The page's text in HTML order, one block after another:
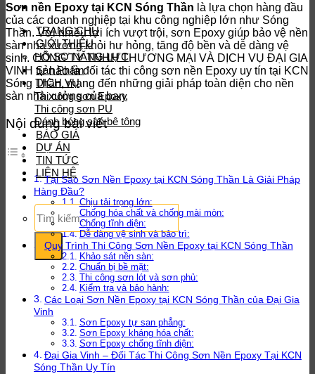
TRANG CHỦ
GIỚI THIỆU
HỒ SƠ NĂNG LỰC
Sản Phẩm
DỊCH VỤ
Thi công sơn Epoxy
Thi công sơn PU
Đánh bóng sàn bê tông
BÁO GIÁ
DỰ ÁN
TIN TỨC
LIÊN HỆ
Tìm
kiếm:
Sơn nền Epoxy tại KCN Sóng Thần là lựa chọn hàng đầu
của các doanh nghiệp tại khu công nghiệp lớn như Sóng
Thần. Với nhiều lợi ích vượt trội, sơn Epoxy giúp bảo vệ nền
sàn nhà xưởng khỏi hư hỏng, tăng độ bền và dễ dàng vệ
sinh. CÔNG TY TNHH THƯƠNG MẠI VÀ DỊCH VỤ ĐẠI GIA
VINH tự hào là đối tác thi công sơn nền Epoxy uy tín tại KCN
Sóng Thần, mang đến những giải pháp toàn diện cho nền
sàn nhà xưởng của bạn.
Nội dung bài viết
Tại Sao Sơn Nền Epoxy tại KCN Sóng Thần Là Giải Pháp
Hàng Đầu?
Chịu tải trọng lớn:
Chống hóa chất và chống mài mòn:
Chống tĩnh điện:
Dễ dàng vệ sinh và bảo trì:
Quy Trình Thi Công Sơn Nền Epoxy tại KCN Sóng Thần
Khảo sát nền sàn:
Chuẩn bị bề mặt:
Thi công sơn lót và sơn phủ:
Kiểm tra và bảo hành:
Các Loại Sơn Nền Epoxy tại KCN Sóng Thần của Đại Gia
Vinh
Sơn Epoxy tự san phẳng:
Sơn Epoxy kháng hóa chất:
Sơn Epoxy chống tĩnh điện:
Đại Gia Vinh – Đối Tác Thi Công Sơn Nền Epoxy Tại KCN
Sóng Thần Uy Tín